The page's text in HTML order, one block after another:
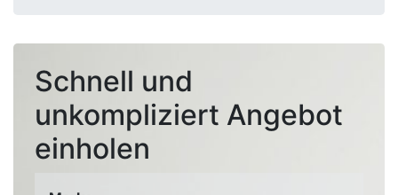
Schnell und
unkompliziert Angebot
einholen